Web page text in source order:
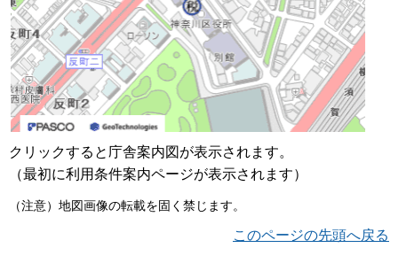
クリックすると庁舎案内図が表示されます。
（最初に利用条件案内ページが表示されます）
（注意）地図画像の転載を固く禁じます。
このページの先頭へ戻る